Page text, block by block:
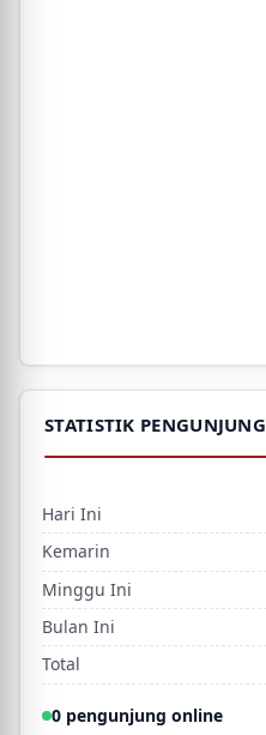
STATISTIK PENGUNJUNG
Hari Ini
Kemarin
Minggu Ini
Bulan Ini
Total
0 pengunjung online